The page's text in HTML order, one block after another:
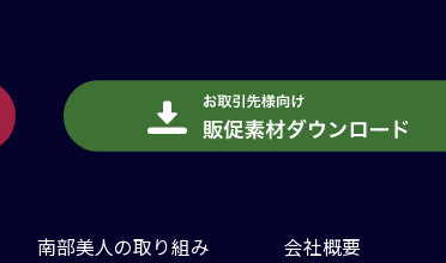
南部美人の取り組み 会社概要